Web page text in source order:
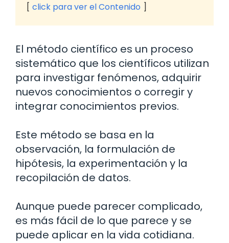
click para ver el Contenido
El método científico es un proceso
sistemático que los científicos utilizan
para investigar fenómenos, adquirir
nuevos conocimientos o corregir y
integrar conocimientos previos.
Este método se basa en la
observación, la formulación de
hipótesis, la experimentación y la
recopilación de datos.
Aunque puede parecer complicado,
es más fácil de lo que parece y se
puede aplicar en la vida cotidiana.